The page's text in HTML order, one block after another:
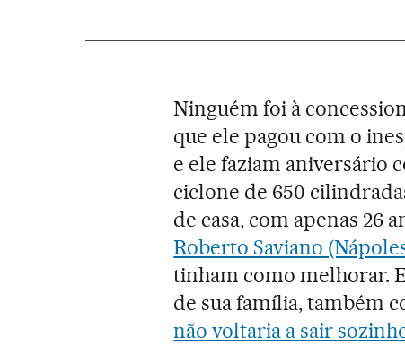
Ninguém foi à
que ele pagou com o
e ele faziam aniversário
ciclone de 650
de casa, com apenas 26
Roberto Saviano
tinham como melhorar.
de sua família, também
não voltaria a sair